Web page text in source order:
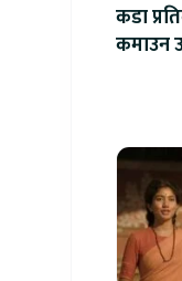
कडा
कमाउन